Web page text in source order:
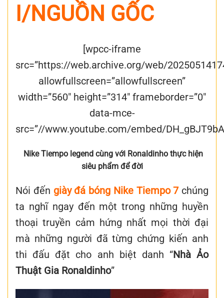
I/NGUỒN GỐC
[wpcc-iframe
src=”https://web.archive.org/web/
allowfullscreen=”allowfullscreen”
width=”560″ height=”314″ frameborder=”0″
data-mce-
src=”//www.youtube.com/embed/
Nike Tiempo legend cùng với Ronaldinho thực hiện
siêu phẩm để đời
Nói đến giày đá bóng Nike Tiempo 7 chúng
ta nghĩ ngay đến một trong những huyền
thoại truyền cảm hứng nhất mọi thời đại
mà những người đã từng chứng kiến anh
thi đấu đặt cho anh biệt danh “Nhà Ảo
Thuật Gia Ronaldinho”